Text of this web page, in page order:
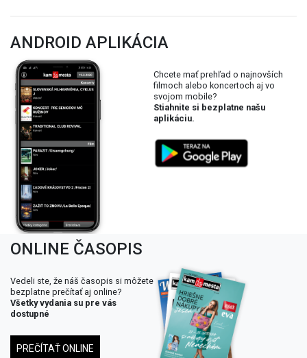
ANDROID APLIKÁCIA
Chcete mať prehľad o najnovších
filmoch alebo koncertoch aj vo
svojom mobile?
Stiahnite si bezplatne našu
aplikáciu.
ONLINE ČASOPIS
Vedeli ste, že náš časopis si môžete
bezplatne prečítať aj online?
Všetky vydania su pre vás
dostupné
PREČÍTAŤ ONLINE